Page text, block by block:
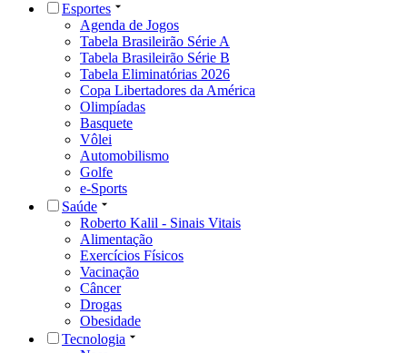
Esportes
Agenda de Jogos
Tabela Brasileirão Série A
Tabela Brasileirão Série B
Tabela Eliminatórias 2026
Copa Libertadores da América
Olimpíadas
Basquete
Vôlei
Automobilismo
Golfe
e-Sports
Saúde
Roberto Kalil - Sinais Vitais
Alimentação
Exercícios Físicos
Vacinação
Câncer
Drogas
Obesidade
Tecnologia